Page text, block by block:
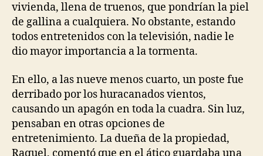
vivienda, llena de truenos, que pondrían la piel
de gallina a cualquiera. No obstante, estando
todos entretenidos con la televisión, nadie le
dio mayor importancia a la tormenta.
En ello, a las nueve menos cuarto, un poste fue
derribado por los huracanados vientos,
causando un apagón en toda la cuadra. Sin luz,
pensaban en otras opciones de
entretenimiento. La dueña de la propiedad,
Raquel, comentó que en el ático guardaba una